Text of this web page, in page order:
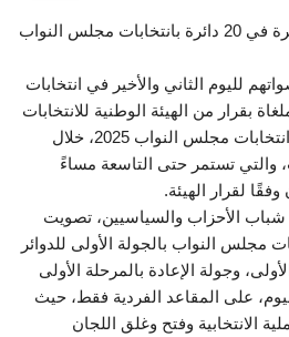
*تصويت حتى اللحظات الأخيرة في 20 دائرة بانتخابات مجلس النواب
لليوم الثاني والأخير في انتخابات
بقرار من الهيئة الوطنية للانتخابات
والإعادة للمرحلة الأولى من انتخابات مجلس النواب 2025، خلال
والتي تستمر حتى التاسعة مساءً
لقرار الهيئة.
شباب الأحزاب والسياسيين، تصويت
مجلس النواب بالجولة الأولى للدوائر
الأولى، وجولة الإعادة بالمرحلة الأولى
على المقاعد الفردية فقط، حيث
الانتخابية وفتح وغلق اللجان